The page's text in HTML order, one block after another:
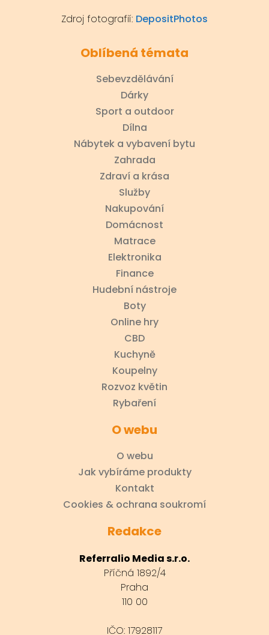
Zdroj fotografií: DepositPhotos
Oblíbená témata
Sebevzdělávání
Dárky
Sport a outdoor
Dílna
Nábytek a vybavení bytu
Zahrada
Zdraví a krása
Služby
Nakupování
Domácnost
Matrace
Elektronika
Finance
Hudební nástroje
Boty
Online hry
CBD
Kuchyně
Koupelny
Rozvoz květin
Rybaření
O webu
O webu
Jak vybíráme produkty
Kontakt
Cookies & ochrana soukromí
Redakce
Referralio Media s.r.o.
Příčná 1892/4
Praha
110 00
IČO: 17928117